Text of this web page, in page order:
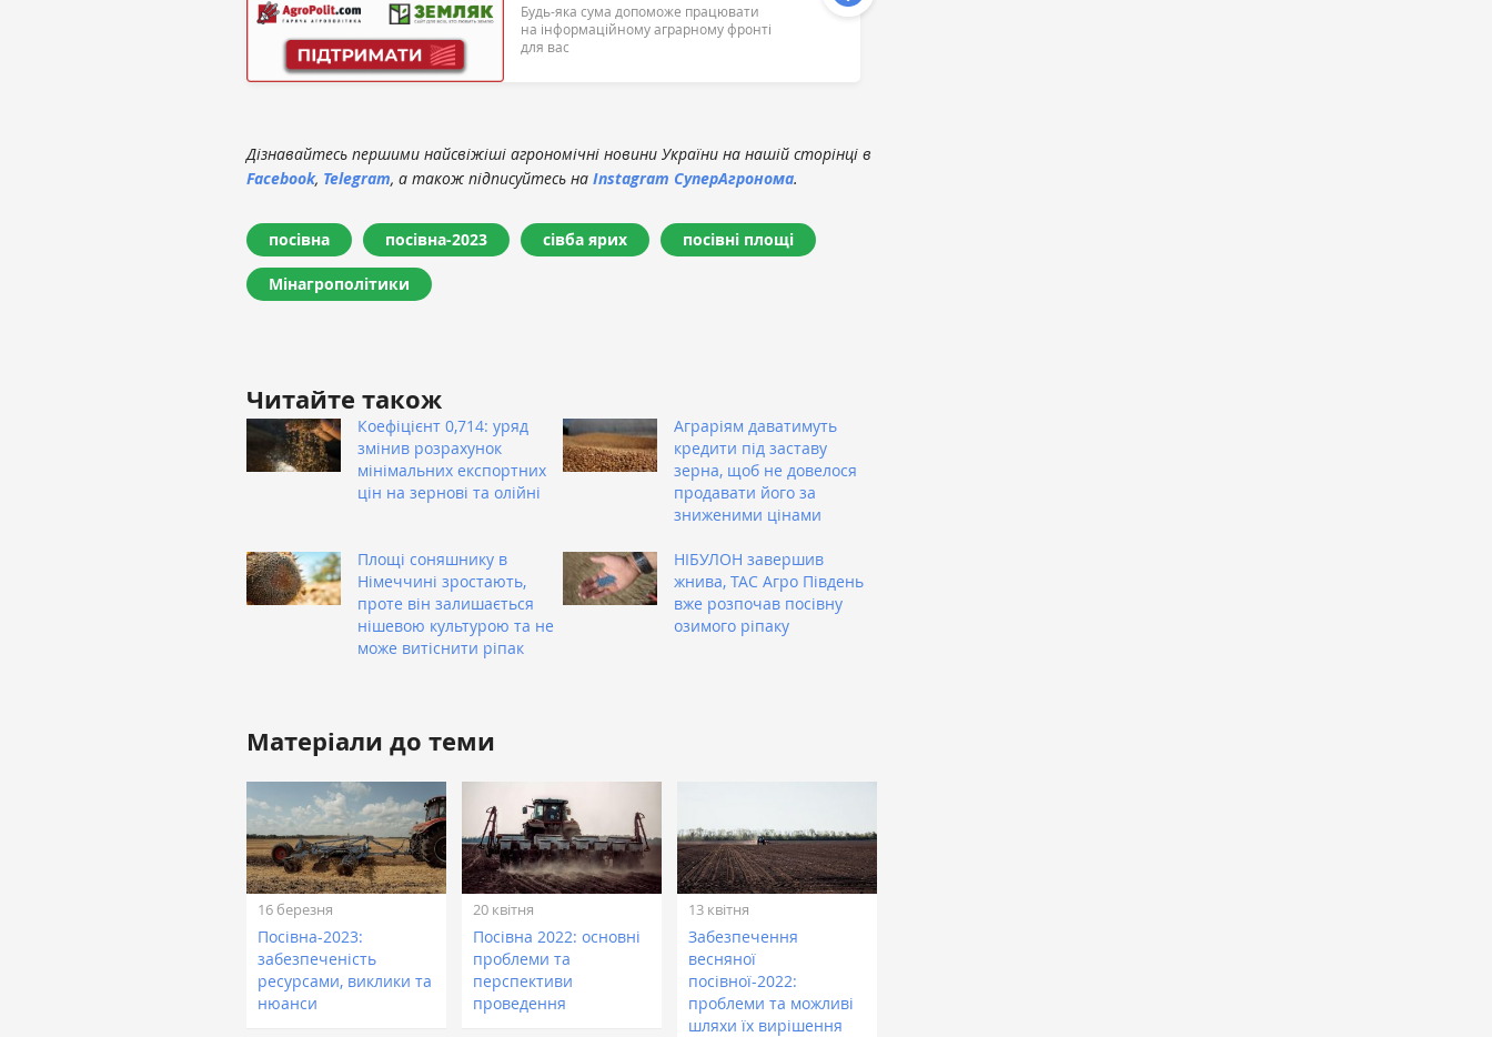
Будь-яка сума допоможе працювати
на інформаційному аграрному фронті
для вас
Дізнавайтесь першими найсвіжіші агрономічні новини України на нашій сторінці в
Facebook, Telegram, а також підписуйтесь на Instagram СуперАгронома.
посівна посівна-2023 сівба ярих посівні площі
Мінагрополітики
Читайте також
Коефіцієнт 0,714: уряд
змінив розрахунок
мінімальних експортних
цін на зернові та олійні
Аграріям даватимуть
кредити під заставу
зерна, щоб не довелося
продавати його за
зниженими цінами
Площі соняшнику в
Німеччині зростають,
проте він залишається
нішевою культурою та не
може витіснити ріпак
НІБУЛОН завершив
жнива, ТАС Агро Південь
вже розпочав посівну
озимого ріпаку
Матеріали до теми
16 березня
Посівна-2023:
забезпеченість
ресурсами, виклики та
нюанси
20 квітня
Посівна 2022: основні
проблеми та
перспективи
проведення
13 квітня
Забезпечення
весняної
посівної-2022:
проблеми та можливі
шляхи їх вирішення